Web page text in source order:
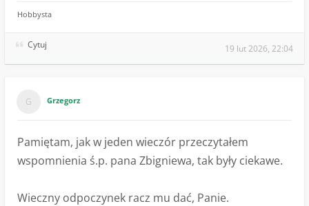
Hobbysta
Cytuj 19 lut 2026, 22:04
Grzegorz
Pamiętam, jak w jeden wieczór przeczytałem
wspomnienia ś.p. pana Zbigniewa, tak były ciekawe.
Wieczny odpoczynek racz mu dać, Panie.